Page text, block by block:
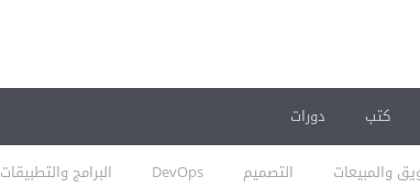
والمبيعات التصميم DevOps البرامج والتطبيقات
كتب دورات